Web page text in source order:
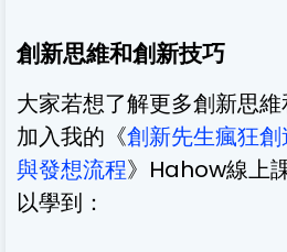
創新思維和創新技巧
大家若想了解更多創新思
加入我的《創新先生瘋狂
與發想流程》Hahow線上
以學到：